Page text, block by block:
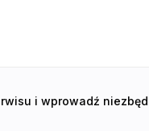
i wprowadź